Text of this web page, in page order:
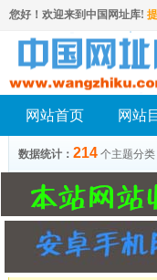
您好！欢迎来到中国网址库!
网站首页 网站
数据统计： 214 个主题分类